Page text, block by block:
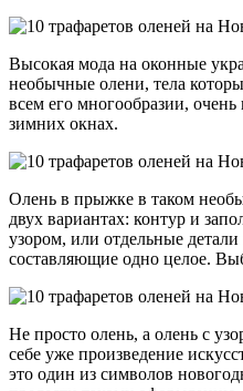
Высокая мода на оконные
необычные олени, тела
всем его многообразии, очень
зимних окнах.
Олень в прыжке в таком
двух вариантах: контур и
узором, или отдельные
составляющие одно целое.
Не просто олень, а олень с
себе уже произведение
это один из символов